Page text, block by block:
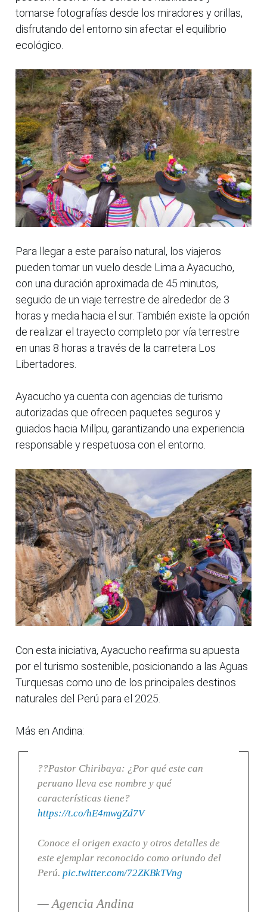
tomarse fotografías desde los miradores y orillas,
disfrutando del entorno sin afectar el equilibrio
ecológico.
Para llegar a este paraíso natural, los viajeros
pueden tomar un vuelo desde Lima a Ayacucho,
con una duración aproximada de 45 minutos,
seguido de un viaje terrestre de alrededor de 3
horas y media hacia el sur. También existe la opción
de realizar el trayecto completo por vía terrestre
en unas 8 horas a través de la carretera Los
Libertadores.
Ayacucho ya cuenta con agencias de turismo
autorizadas que ofrecen paquetes seguros y
guiados hacia Millpu, garantizando una experiencia
responsable y respetuosa con el entorno.
Con esta iniciativa, Ayacucho reafirma su apuesta
por el turismo sostenible, posicionando a las Aguas
Turquesas como uno de los principales destinos
naturales del Perú para el 2025.
Más en Andina:
??Pastor Chiribaya: ¿Por qué este can
peruano lleva ese nombre y qué
características tiene?
https://t.co/hE4mwgZd7V
Conoce el origen exacto y otros detalles de
este ejemplar reconocido como oriundo del
Perú. pic.twitter.com/72ZKBkTVng
— Agencia Andina